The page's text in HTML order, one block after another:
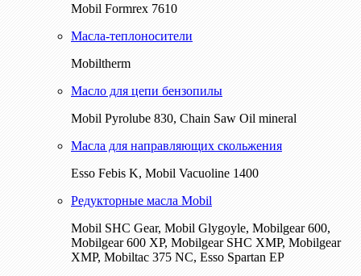
Mobil Formrex 7610
Масла-теплоносители
Mobiltherm
Масло для цепи бензопилы
Mobil Pyrolube 830, Chain Saw Oil mineral
Масла для направляющих скольжения
Esso Febis K, Mobil Vacuoline 1400
Редукторные масла Mobil
Mobil SHC Gear, Mobil Glygoyle, Mobilgear 600,
Mobilgear 600 XP, Mobilgear SHC XMP, Mobilgear
XМP, Mobiltac 375 NC, Esso Spartan EP